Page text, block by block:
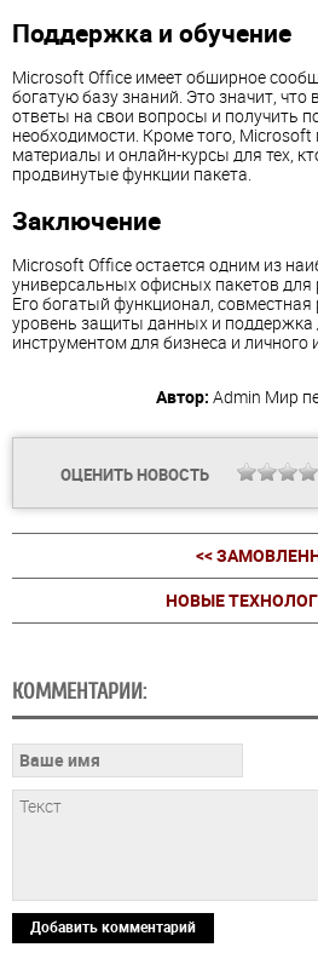
Поддержка и обучение
Microsoft Office имеет обширное
богатую базу знаний. Это значит,
ответы на свои вопросы и получить
необходимости. Кроме того,
материалы и онлайн-курсы для тех,
продвинутые функции пакета.
Заключение
Microsoft Office остается одним из
универсальных офисных пакетов
Его богатый функционал,
уровень защиты данных и
инструментом для бизнеса и личного
Автор: Admin Мир
ОЦЕНИТЬ НОВОСТЬ
<<
НОВЫЕ
КОММЕНТАРИИ:
Добавить комментарий